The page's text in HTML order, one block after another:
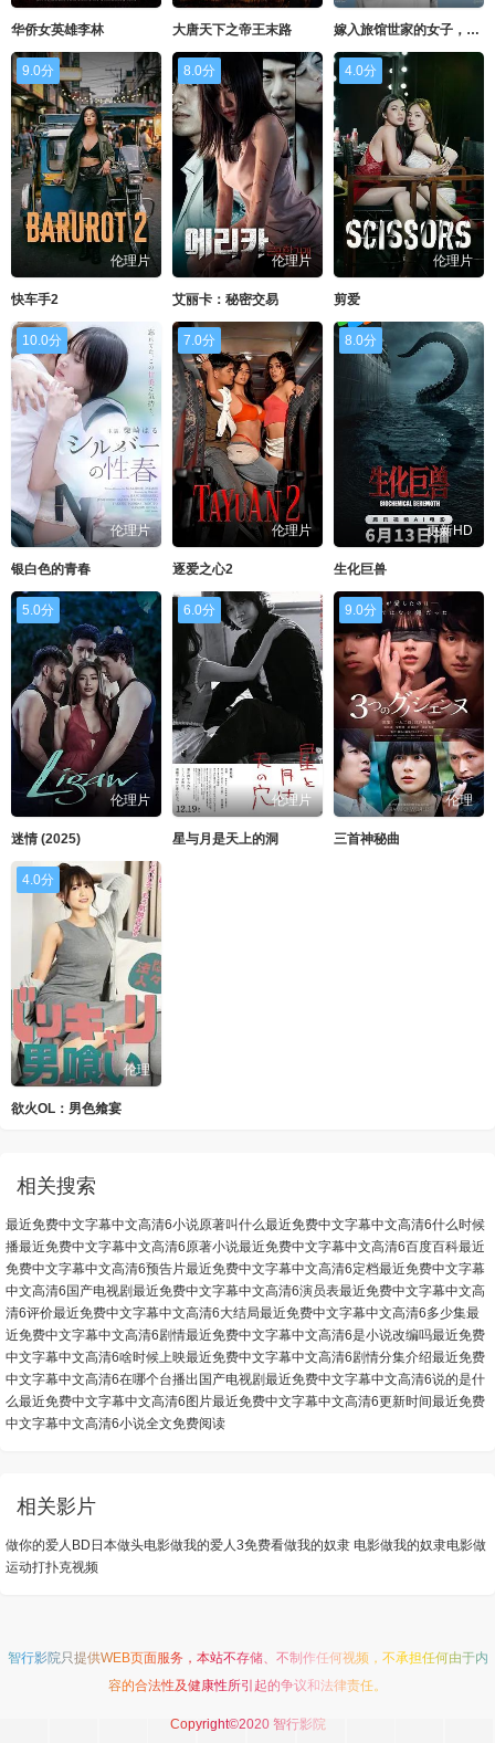
华侨女英雄李林 大唐天下之帝王末路 嫁入旅馆世家的女子，年轻女掌柜的余香
9.0分
伦理片
快车手2
8.0分
伦理片
艾丽卡：秘密交易
4.0分
伦理片
剪爱
10.0分
伦理片
银白色的青春
7.0分
伦理片
逐爱之心2
8.0分
更新HD
生化巨兽
5.0分
伦理片
迷情 (2025)
6.0分
伦理片
星与月是天上的洞
9.0分
伦理
三首神秘曲
4.0分
伦理
欲火OL：男色飨宴
相关搜索
最近免费中文字幕中文高清6小说原著叫什么最近免费中文字幕中文高清6什么时候
播最近免费中文字幕中文高清6原著小说最近免费中文字幕中文高清6百度百科最近
免费中文字幕中文高清6预告片最近免费中文字幕中文高清6定档最近免费中文字幕
中文高清6国产电视剧最近免费中文字幕中文高清6演员表最近免费中文字幕中文高
清6评价最近免费中文字幕中文高清6大结局最近免费中文字幕中文高清6多少集最
近免费中文字幕中文高清6剧情最近免费中文字幕中文高清6是小说改编吗最近免费
中文字幕中文高清6啥时候上映最近免费中文字幕中文高清6剧情分集介绍最近免费
中文字幕中文高清6在哪个台播出 国产电视剧最近免费中文字幕中文高清6说的是什
么最近免费中文字幕中文高清6图片最近免费中文字幕中文高清6更新时间最近免费
中文字幕中文高清6小说全文免费阅读
相关影片
做你的爱人BD日本做头电影做我的爱人3免费看做我的奴隶 电影做我的奴隶电影做
运动打扑克视频
智行影院只提供WEB页面服务，本站不存储、不制作任何视频，不承担任何由于内
容的合法性及健康性所引起的争议和法律责任。
Copyright©2020 智行影院